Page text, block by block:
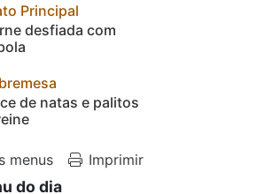
Principal
desfiada com
de natas e palitos
menus Imprimir
do dia